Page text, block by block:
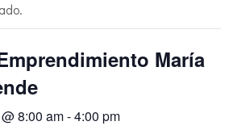
María
8:00 am-4:00 pm